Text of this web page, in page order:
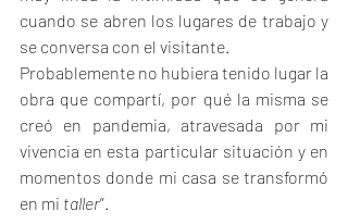
cuando se abren los lugares de trabajo y
se conversa con el visitante.
Probablemente no hubiera tenido lugar la
obra que compartí, por qué la misma se
creó en pandemia, atravesada por mi
vivencia en esta particular situación y en
momentos donde mi casa se transformó
en mi taller”.